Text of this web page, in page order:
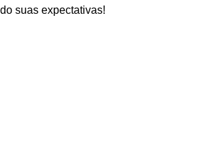
suas expectativas!